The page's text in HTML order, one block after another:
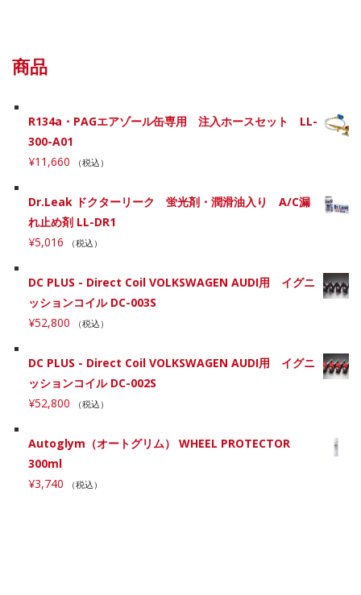
商品
R134a・PAGエアゾール缶専用 注入ホースセット LL-
300-A01
¥11,660 （税込）
Dr.Leak ドクターリーク 蛍光剤・潤滑油入り A/C漏
れ止め剤 LL-DR1
¥5,016 （税込）
DC PLUS - Direct Coil VOLKSWAGEN AUDI用 イグニ
ッションコイル DC-003S
¥52,800 （税込）
DC PLUS - Direct Coil VOLKSWAGEN AUDI用 イグニ
ッションコイル DC-002S
¥52,800 （税込）
Autoglym（オートグリム） WHEEL PROTECTOR
300ml
¥3,740 （税込）